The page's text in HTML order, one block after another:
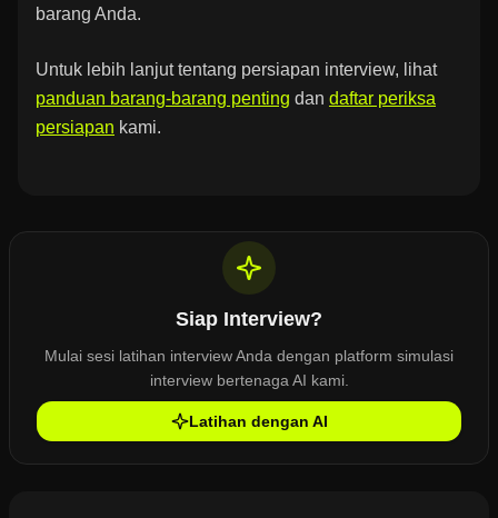
barang Anda.
Untuk lebih lanjut tentang persiapan interview, lihat
panduan barang-barang penting dan daftar periksa
persiapan kami.
Siap Interview?
Mulai sesi latihan interview Anda dengan platform simulasi
interview bertenaga AI kami.
Latihan dengan AI